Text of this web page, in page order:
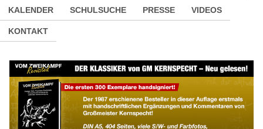
KALENDER SCHULSUCHE PRESSE VIDEOS
KONTAKT